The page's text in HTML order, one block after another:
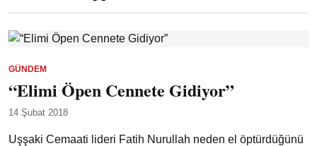
GÜNDEM
“Elimi Öpen Cennete Gidiyor”
14 Şubat 2018
Uşşaki Cemaati lideri Fatih Nurullah neden el öptürdüğünü